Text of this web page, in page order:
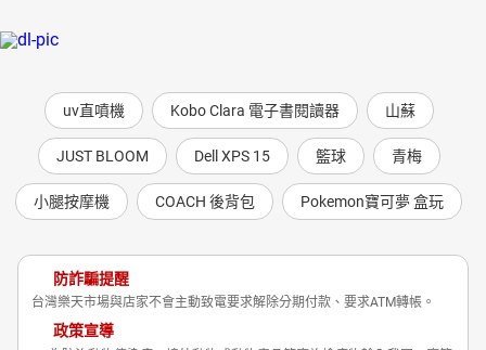
uv直噴機 Kobo Clara 電子書閱讀器 山蘇
JUST BLOOM Dell XPS 15 籃球 青梅
小腿按摩機 COACH 後背包 Pokemon寶可夢 盒玩
防詐騙提醒
台灣樂天市場與店家不會主動致電要求解除分期付款、要求ATM轉帳。
政策宣導